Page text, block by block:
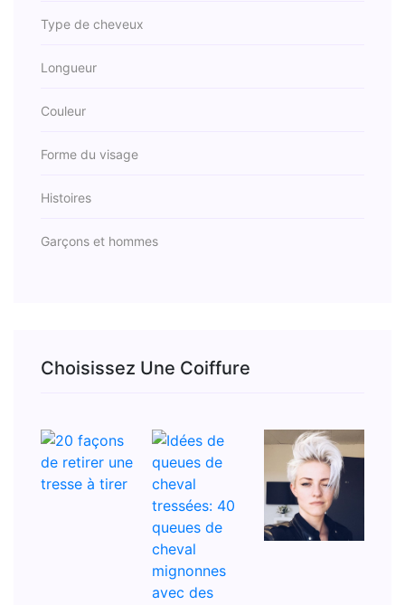
Type de cheveux
Longueur
Couleur
Forme du visage
Histoires
Garçons et hommes
Choisissez Une Coiffure